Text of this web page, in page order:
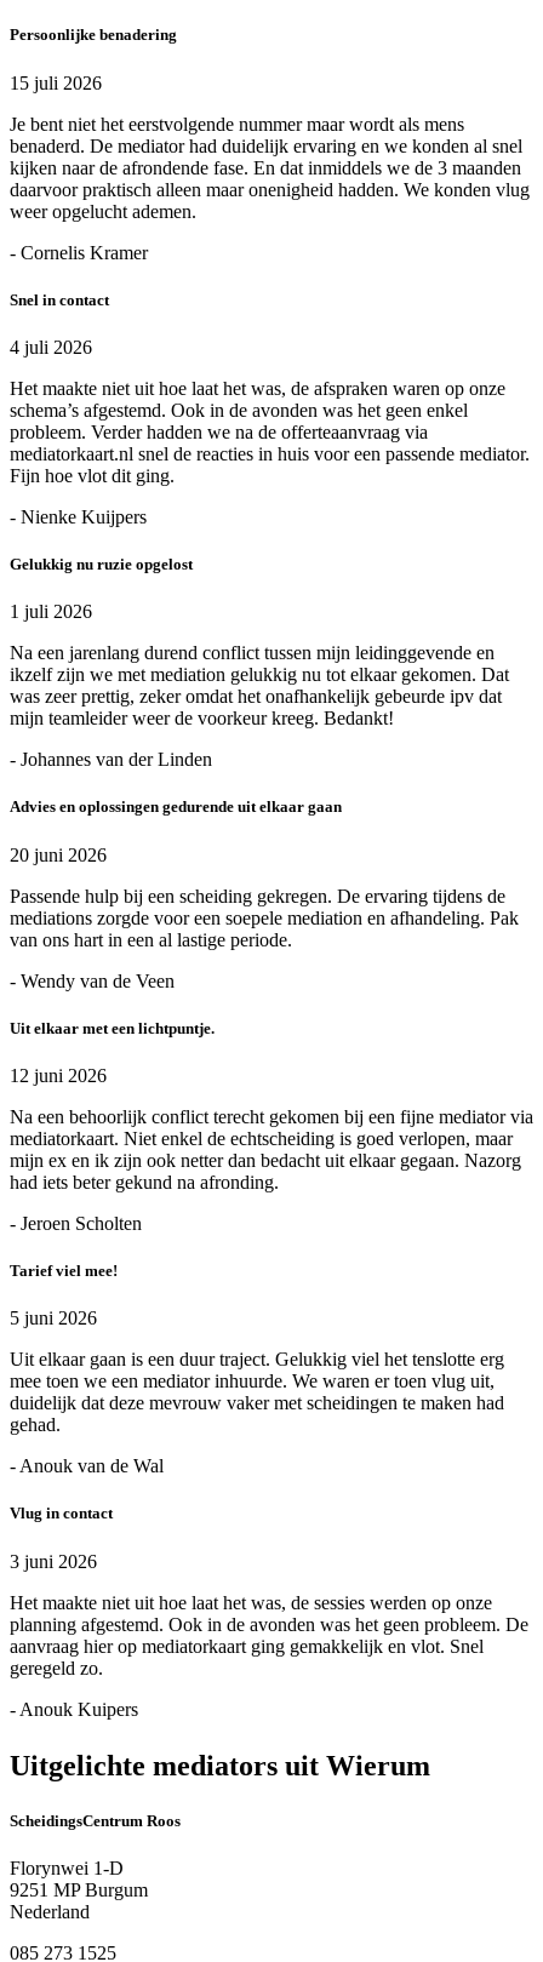
Persoonlijke benadering
15 juli 2026
Je bent niet het eerstvolgende nummer maar wordt als mens
benaderd. De mediator had duidelijk ervaring en we konden al snel
kijken naar de afrondende fase. En dat inmiddels we de 3 maanden
daarvoor praktisch alleen maar onenigheid hadden. We konden vlug
weer opgelucht ademen.
- Cornelis Kramer
Snel in contact
4 juli 2026
Het maakte niet uit hoe laat het was, de afspraken waren op onze
schema’s afgestemd. Ook in de avonden was het geen enkel
probleem. Verder hadden we na de offerteaanvraag via
mediatorkaart.nl snel de reacties in huis voor een passende mediator.
Fijn hoe vlot dit ging.
- Nienke Kuijpers
Gelukkig nu ruzie opgelost
1 juli 2026
Na een jarenlang durend conflict tussen mijn leidinggevende en
ikzelf zijn we met mediation gelukkig nu tot elkaar gekomen. Dat
was zeer prettig, zeker omdat het onafhankelijk gebeurde ipv dat
mijn teamleider weer de voorkeur kreeg. Bedankt!
- Johannes van der Linden
Advies en oplossingen gedurende uit elkaar gaan
20 juni 2026
Passende hulp bij een scheiding gekregen. De ervaring tijdens de
mediations zorgde voor een soepele mediation en afhandeling. Pak
van ons hart in een al lastige periode.
- Wendy van de Veen
Uit elkaar met een lichtpuntje.
12 juni 2026
Na een behoorlijk conflict terecht gekomen bij een fijne mediator via
mediatorkaart. Niet enkel de echtscheiding is goed verlopen, maar
mijn ex en ik zijn ook netter dan bedacht uit elkaar gegaan. Nazorg
had iets beter gekund na afronding.
- Jeroen Scholten
Tarief viel mee!
5 juni 2026
Uit elkaar gaan is een duur traject. Gelukkig viel het tenslotte erg
mee toen we een mediator inhuurde. We waren er toen vlug uit,
duidelijk dat deze mevrouw vaker met scheidingen te maken had
gehad.
- Anouk van de Wal
Vlug in contact
3 juni 2026
Het maakte niet uit hoe laat het was, de sessies werden op onze
planning afgestemd. Ook in de avonden was het geen probleem. De
aanvraag hier op mediatorkaart ging gemakkelijk en vlot. Snel
geregeld zo.
- Anouk Kuipers
Uitgelichte mediators uit Wierum
ScheidingsCentrum Roos
Florynwei 1-D
9251 MP Burgum
Nederland
085 273 1525